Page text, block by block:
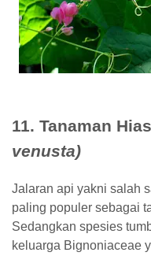
11. Tanaman
venusta)
Jalaran api yakni salah
paling populer sebagai
Sedangkan spesies
keluarga Bignoniaceae